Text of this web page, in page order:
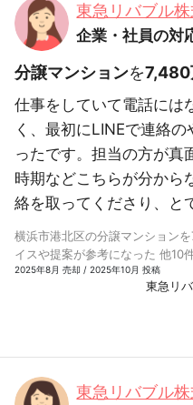
東急リバブル
企業・社員の対
分譲マンションを7,480
仕事をしていて電話には
く、最初にLINEで連絡
ったです。担当の方が真
時期などこちらが分から
絡を取ってくださり、と
横浜市港北区の分譲マンション
イスや提案が参考になった 他10
2025年8月 売却 / 2025年10月 投稿
東急リ
東急リバブル